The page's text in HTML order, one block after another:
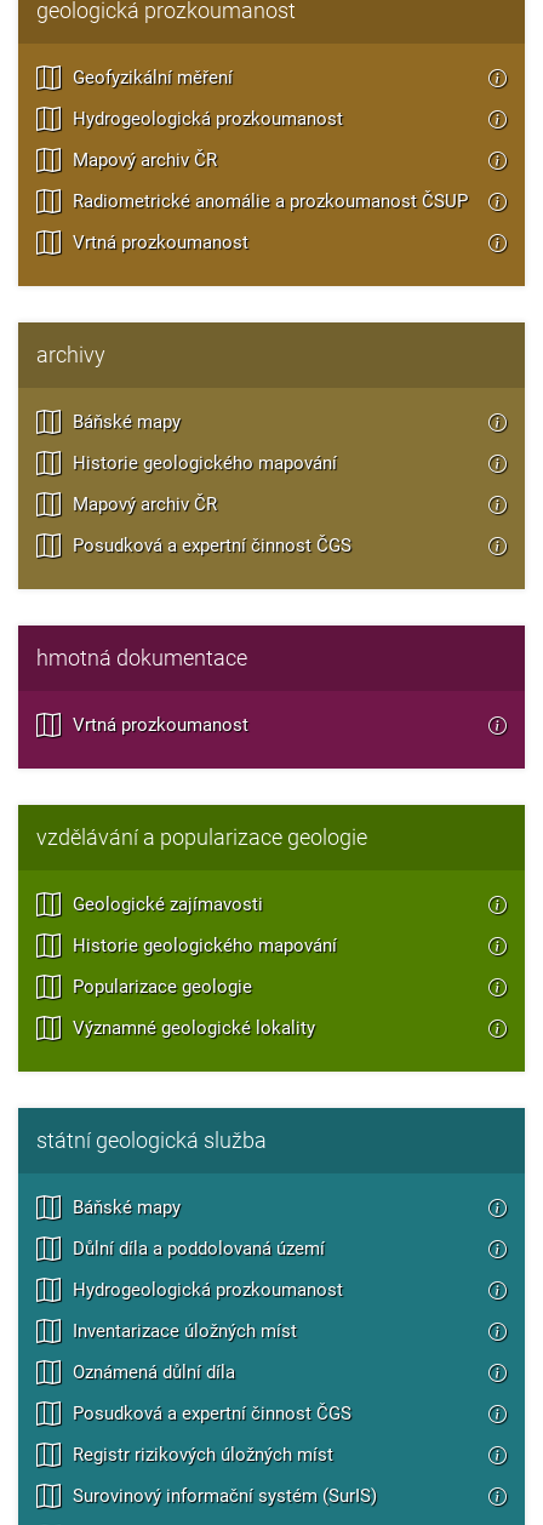
geologická prozkoumanost
Geofyzikální měření
Hydrogeologická prozkoumanost
Mapový archiv ČR
Radiometrické anomálie a prozkoumanost ČSUP
Vrtná prozkoumanost
archivy
Báňské mapy
Historie geologického mapování
Mapový archiv ČR
Posudková a expertní činnost ČGS
hmotná dokumentace
Vrtná prozkoumanost
vzdělávání a popularizace geologie
Geologické zajímavosti
Historie geologického mapování
Popularizace geologie
Významné geologické lokality
státní geologická služba
Báňské mapy
Důlní díla a poddolovaná území
Hydrogeologická prozkoumanost
Inventarizace úložných míst
Oznámená důlní díla
Posudková a expertní činnost ČGS
Registr rizikových úložných míst
Surovinový informační systém (SurIS)